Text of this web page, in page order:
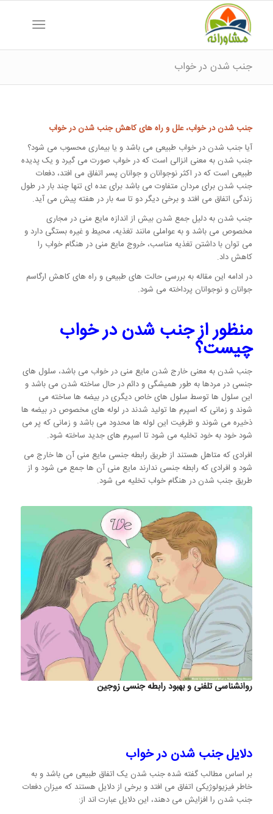
جنب شدن در خواب
جنب شدن در خواب، علل و راه های کاهش جنب شدن در خواب
آیا جنب شدن در خواب طبیعی می باشد و یا بیماری محسوب می شود؟
جنب شدن به معنی انزالی است که در خواب صورت می گیرد و یک پدیده
طبیعی است که در اکثر نوجوانان و جوانان پسر اتفاق می افتد، دفعات
جنب شدن برای مردان متفاوت می باشد برای عده ای تنها چند بار در طول
زندگی اتفاق می افتد و برخی دیگر دو تا سه بار در هفته پیش می آید.
جنب شدن به دلیل جمع شدن بیش از اندازه مایع منی در مجاری
مخصوص می باشد و به عواملی مانند تغذیه، محیط و غیره بستگی دارد و
می توان با داشتن تغذیه مناسب، خروج مایع منی در هنگام خواب را
کاهش داد.
در ادامه این مقاله به بررسی حالت های طبیعی و راه های کاهش ارگاسم
جوانان و نوجوانان پرداخته می شود.
منظور از جنب شدن در خواب
چیست؟
جنب شدن به معنی خارج شدن مایع منی در خواب می باشد، سلول های
جنسی در مردها به طور همیشگی و دائم در حال ساخته شدن می باشد و
این سلول ها توسط سلول های خاص دیگری در بیضه ها ساخته می
شوند و زمانی که اسپرم ها تولید شدند در لوله های مخصوص در بیضه ها
ذخیره می شوند و ظرفیت این لوله ها محدود می باشد و زمانی که پر می
شود خود به خود تخلیه می شود تا اسپرم های جدید ساخته شود.
افرادی که متاهل هستند از طریق رابطه جنسی مایع منی آن ها خارج می
شود و افرادی که رابطه جنسی ندارند مایع منی آن ها جمع می شود و از
طریق جنب شدن در هنگام خواب تخلیه می شود.
روانشناسی تلفنی و بهبود رابطه جنسی زوجین
دلایل جنب شدن در خواب
بر اساس مطالب گفته شده جنب شدن یک اتفاق طبیعی می باشد و به
خاطر فیزیولوژیکی اتفاق می افتد و برخی از دلایل هستند که میزان دفعات
جنب شدن را افزایش می دهند، این دلایل عبارت اند از: